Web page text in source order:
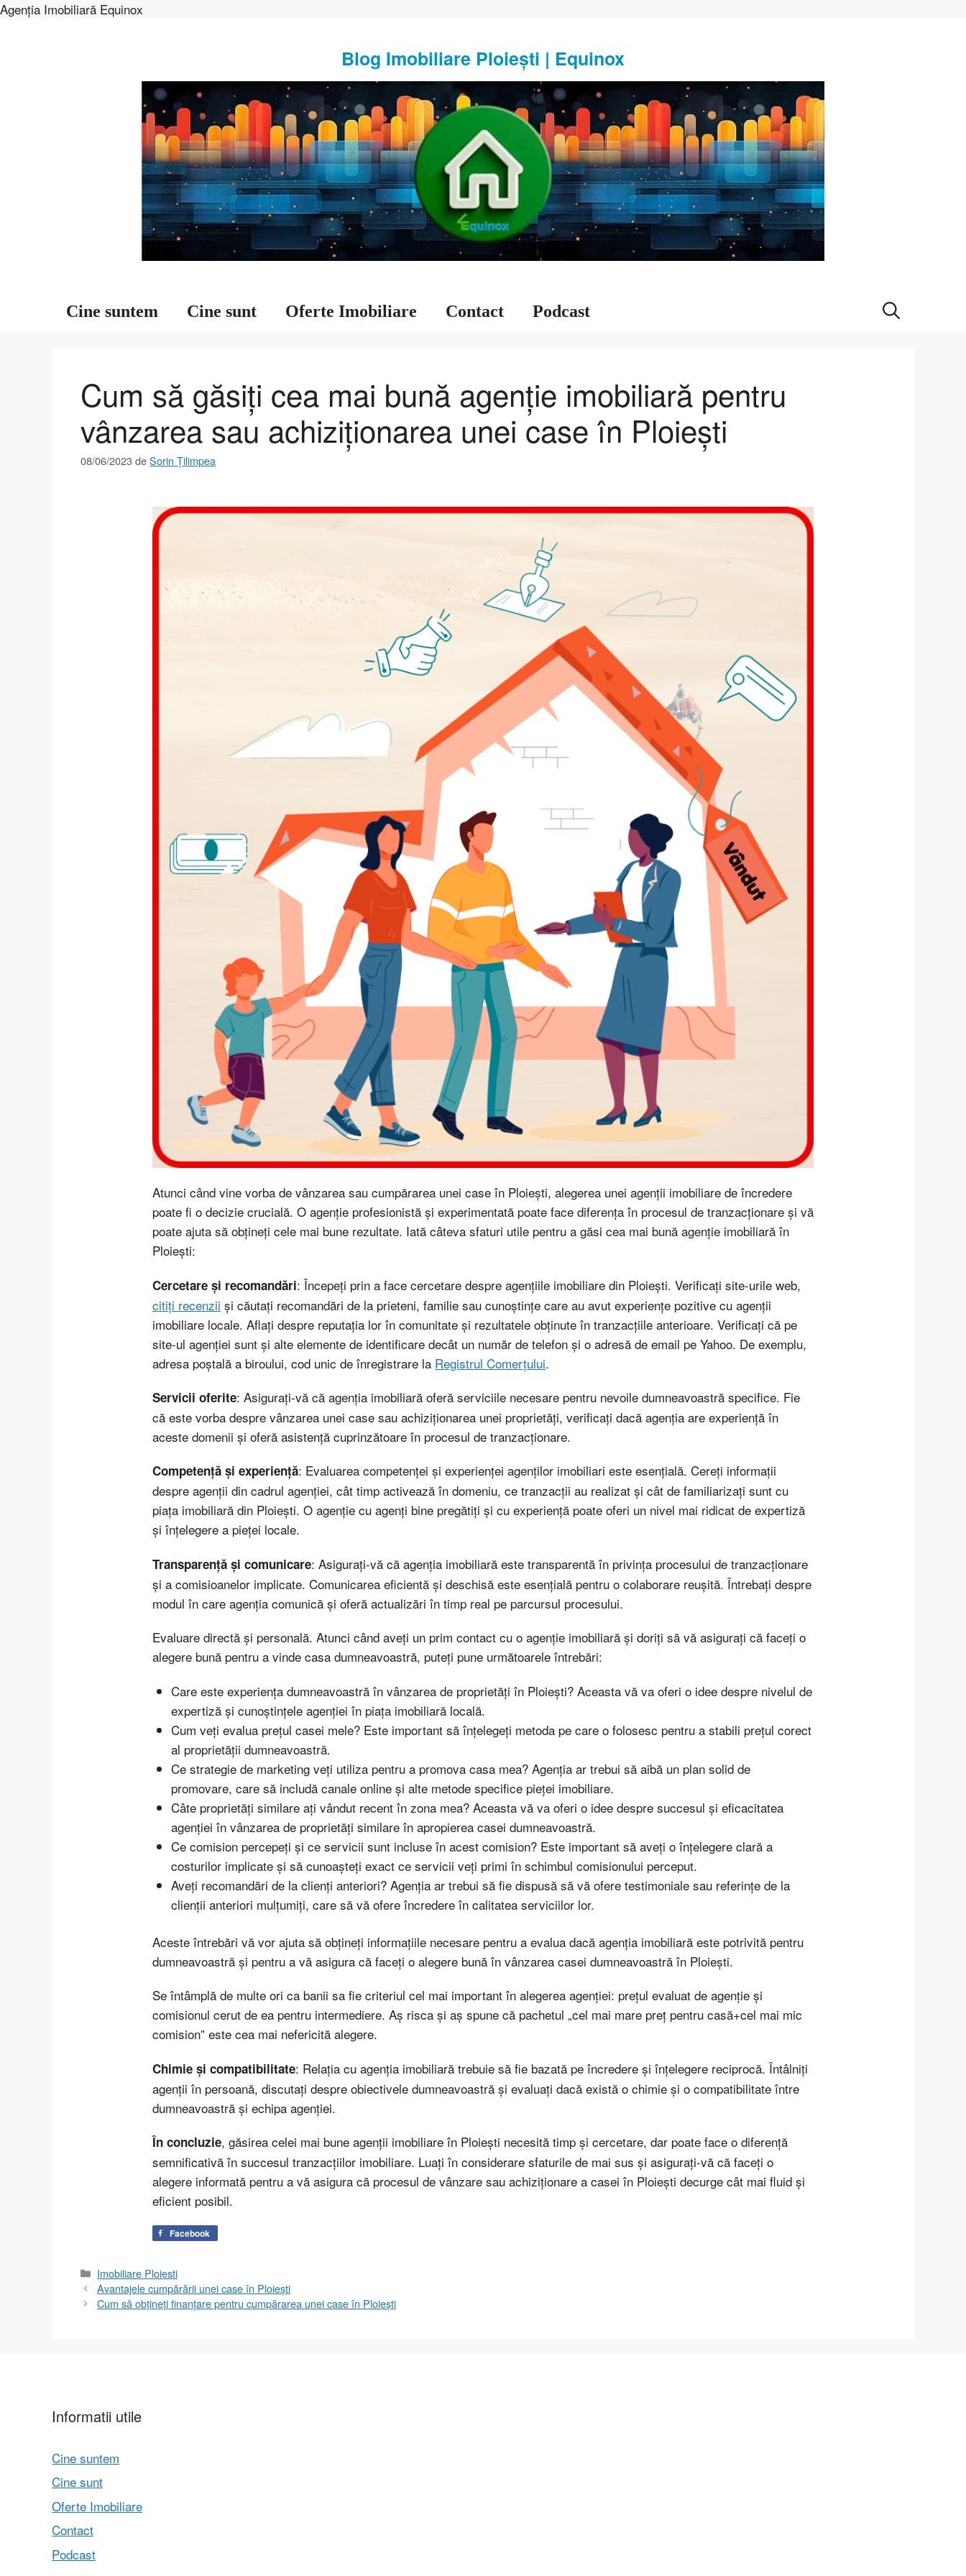
Agenția Imobiliară Equinox
Blog Imobiliare Ploiești | Equinox
Cine suntem Cine sunt Oferte Imobiliare Contact Podcast
Cum să găsiți cea mai bună agenție imobiliară pentru
vânzarea sau achiziționarea unei case în Ploiești
08/06/2023deSorin Țilimpea
Atunci când vine vorba de vânzarea sau cumpărarea unei case în Ploiești, alegerea unei agenții imobiliare de încredere
poate fi o decizie crucială. O agenție profesionistă și experimentată poate face diferența în procesul de tranzacționare și vă
poate ajuta să obțineți cele mai bune rezultate. Iată câteva sfaturi utile pentru a găsi cea mai bună agenție imobiliară în
Ploiești:
Cercetare și recomandări: Începeți prin a face cercetare despre agențiile imobiliare din Ploiești. Verificați site-urile web,
citiți recenzii și căutați recomandări de la prieteni, familie sau cunoștințe care au avut experiențe pozitive cu agenții
imobiliare locale. Aflați despre reputația lor în comunitate și rezultatele obținute în tranzacțiile anterioare. Verificați că pe
site-ul agenției sunt şi alte elemente de identificare decât un număr de telefon şi o adresă de email pe Yahoo. De exemplu,
adresa poştală a biroului, cod unic de înregistrare la Registrul Comerțului.
Servicii oferite: Asigurați-vă că agenția imobiliară oferă serviciile necesare pentru nevoile dumneavoastră specifice. Fie
că este vorba despre vânzarea unei case sau achiziționarea unei proprietăți, verificați dacă agenția are experiență în
aceste domenii și oferă asistență cuprinzătoare în procesul de tranzacționare.
Competență și experiență: Evaluarea competenței și experienței agenților imobiliari este esențială. Cereți informații
despre agenții din cadrul agenției, cât timp activează în domeniu, ce tranzacții au realizat și cât de familiarizați sunt cu
piața imobiliară din Ploiești. O agenție cu agenți bine pregătiți și cu experiență poate oferi un nivel mai ridicat de expertiză
și înțelegere a pieței locale.
Transparență și comunicare: Asigurați-vă că agenția imobiliară este transparentă în privința procesului de tranzacționare
și a comisioanelor implicate. Comunicarea eficientă și deschisă este esențială pentru o colaborare reușită. Întrebați despre
modul în care agenția comunică și oferă actualizări în timp real pe parcursul procesului.
Evaluare directă şi personală. Atunci când aveți un prim contact cu o agenție imobiliară și doriți să vă asigurați că faceți o
alegere bună pentru a vinde casa dumneavoastră, puteți pune următoarele întrebări:
Care este experiența dumneavoastră în vânzarea de proprietăți în Ploiești? Aceasta vă va oferi o idee despre nivelul de
expertiză și cunoștințele agenției în piața imobiliară locală.
Cum veți evalua prețul casei mele? Este important să înțelegeți metoda pe care o folosesc pentru a stabili prețul corect
al proprietății dumneavoastră.
Ce strategie de marketing veți utiliza pentru a promova casa mea? Agenția ar trebui să aibă un plan solid de
promovare, care să includă canale online și alte metode specifice pieței imobiliare.
Câte proprietăți similare ați vândut recent în zona mea? Aceasta vă va oferi o idee despre succesul și eficacitatea
agenției în vânzarea de proprietăți similare în apropierea casei dumneavoastră.
Ce comision percepeți și ce servicii sunt incluse în acest comision? Este important să aveți o înțelegere clară a
costurilor implicate și să cunoașteți exact ce servicii veți primi în schimbul comisionului perceput.
Aveți recomandări de la clienți anteriori? Agenția ar trebui să fie dispusă să vă ofere testimoniale sau referințe de la
clienții anteriori mulțumiți, care să vă ofere încredere în calitatea serviciilor lor.
Aceste întrebări vă vor ajuta să obțineți informațiile necesare pentru a evalua dacă agenția imobiliară este potrivită pentru
dumneavoastră și pentru a vă asigura că faceți o alegere bună în vânzarea casei dumneavoastră în Ploiești.
Se întâmplă de multe ori ca banii sa fie criteriul cel mai important în alegerea agenției: prețul evaluat de agenție și
comisionul cerut de ea pentru intermediere. Aş risca și aş spune că pachetul „cel mai mare preț pentru casă+cel mai mic
comision” este cea mai nefericită alegere.
Chimie și compatibilitate: Relația cu agenția imobiliară trebuie să fie bazată pe încredere și înțelegere reciprocă. Întâlniți
agenții în persoană, discutați despre obiectivele dumneavoastră și evaluați dacă există o chimie și o compatibilitate între
dumneavoastră și echipa agenției.
În concluzie, găsirea celei mai bune agenții imobiliare în Ploiești necesită timp și cercetare, dar poate face o diferență
semnificativă în succesul tranzacțiilor imobiliare. Luați în considerare sfaturile de mai sus și asigurați-vă că faceți o
alegere informată pentru a vă asigura că procesul de vânzare sau achiziționare a casei în Ploiești decurge cât mai fluid și
eficient posibil.
Facebook
Categorii
Imobiliare Ploiesti
Avantajele cumpărării unei case în Ploiești
Cum să obțineți finanțare pentru cumpărarea unei case în Ploiești
Informatii utile
Cine suntem
Cine sunt
Oferte Imobiliare
Contact
Podcast